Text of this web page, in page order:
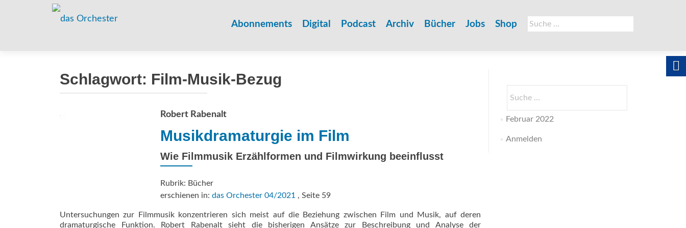
Suche
nach:
Abonnements Digital Podcast Archiv Bücher Jobs Shop
Schlagwort: Film-Musik-Bezug
Robert Rabenalt
Musikdramaturgie im Film
Wie Filmmusik Erzählformen und Filmwirkung beeinflusst
Rubrik: Bücher
erschienen in: das Orchester 04/2021 , Seite 59
Untersuchungen zur Filmmusik konzentrieren sich meist auf die Beziehung zwischen Film und Musik, auf deren
dramaturgische Funktion. Robert Rabenalt sieht die bisherigen Ansätze zur Beschreibung und Analyse der
nach:
Februar 2022
Anmelden